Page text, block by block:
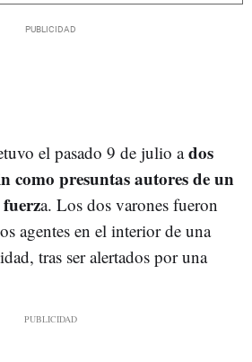
el pasado 9 de julio ados
como presuntas autores de un
a. Los dos varones fueron
agentes en el interior de una
tras ser alertados por una